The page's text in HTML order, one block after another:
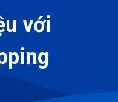
với